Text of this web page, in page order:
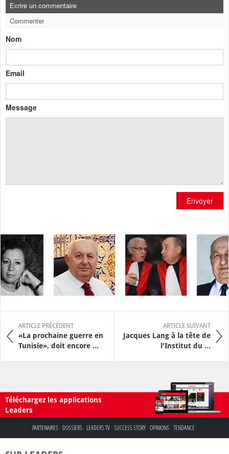
Ecrire un commentaire
Commenter
Nom
Email
Message
Envoyer
ARTICLE PRÉCÉDENT
«La prochaine guerre en
Tunisie», doit encore ...
ARTICLE SUIVANT
Jacques Lang à la tête de
l'Institut du ...
Téléchargez les applications
Leaders
PARTENAIRES DOSSIERS LEADERS TV SUCCESS STORY OPINIONS TENDANCE